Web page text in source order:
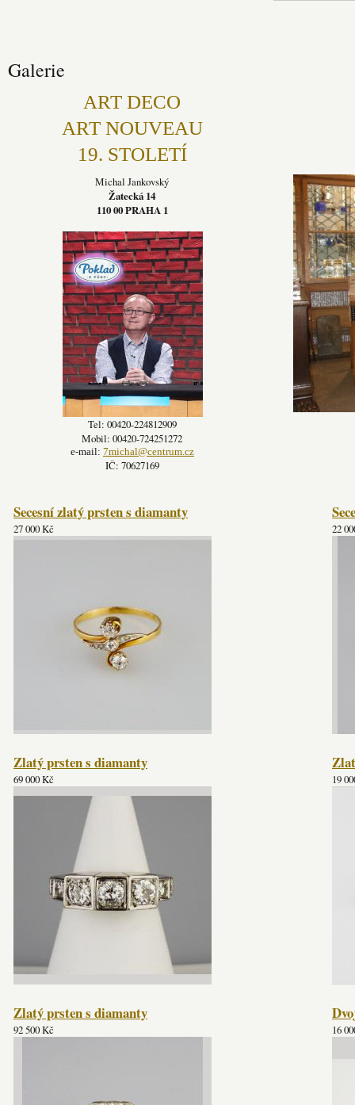
Galerie
ART DECO
ART NOUVEAU
19. STOLETÍ
Michal Jankovský
Žatecká 14
110 00 PRAHA 1
Tel: 00420-224812909
Mobil: 00420-724251272
e-mail: 7michal@centrum.cz
IČ: 70627169
Secesní zlatý prsten s diamanty
27 000 Kč 22
Zlatý prsten s diamanty
69 000 Kč 19
Zlatý prsten s diamanty
92 500 Kč 16